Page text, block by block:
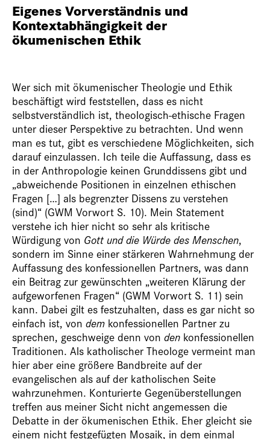
Eigenes Vorverständnis und
Kontextabhängigkeit der
ökumenischen Ethik
Wer sich mit ökumenischer Theologie und Ethik
beschäftigt wird feststellen, dass es nicht
selbstverständlich ist, theologisch-ethische Fragen
unter dieser Perspektive zu betrachten. Und wenn
man es tut, gibt es verschiedene Möglichkeiten, sich
darauf einzulassen. Ich teile die Auffassung, dass es
in der Anthropologie keinen Grunddissens gibt und
„abweichende Positionen in einzelnen ethischen
Fragen […] als begrenzter Dissens zu verstehen
(sind)“ (GWM Vorwort S. 10). Mein Statement
verstehe ich hier nicht so sehr als kritische
Würdigung von Gott und die Würde des Menschen,
sondern im Sinne einer stärkeren Wahrnehmung der
Auffassung des konfessionellen Partners, was dann
ein Beitrag zur gewünschten „weiteren Klärung der
aufgeworfenen Fragen“ (GWM Vorwort S. 11) sein
kann. Dabei gilt es festzuhalten, dass es gar nicht so
einfach ist, von dem konfessionellen Partner zu
sprechen, geschweige denn von den konfessionellen
Traditionen. Als katholischer Theologe vermeint man
hier aber eine größere Bandbreite auf der
evangelischen als auf der katholischen Seite
wahrzunehmen. Konturierte Gegenüberstellungen
treffen aus meiner Sicht nicht angemessen die
Debatte in der ökumenischen Ethik. Eher gleicht sie
einem nicht festgefügten Mosaik, in dem einmal